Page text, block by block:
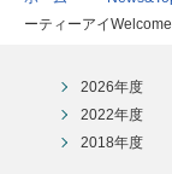
ーティーアイ
2026年度
2022年度
2018年度